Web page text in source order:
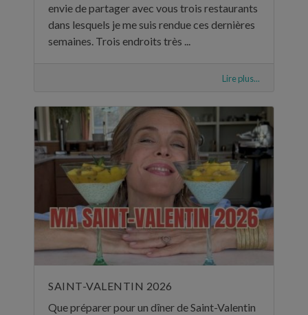
envie de partager avec vous trois restaurants
dans lesquels je me suis rendue ces dernières
semaines. Trois endroits très ...
Lire plus...
SAINT-VALENTIN 2026
Que préparer pour un dîner de Saint-Valentin